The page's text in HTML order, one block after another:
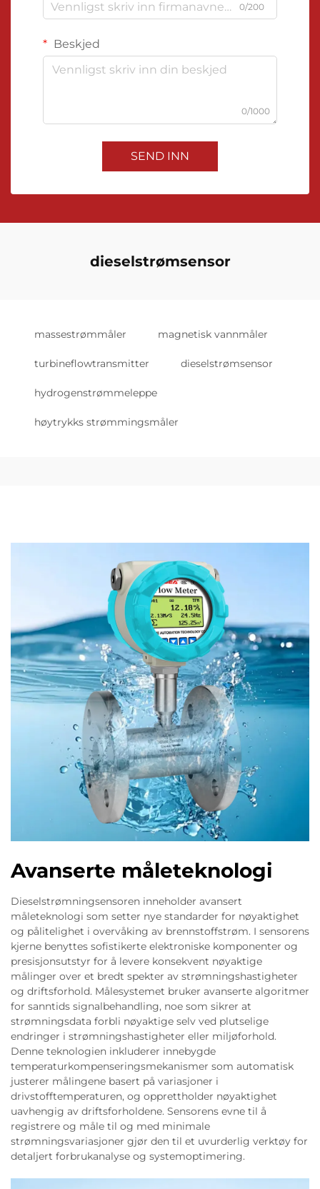
0/200
Beskjed
0/1000
SEND INN
dieselstrømsensor
massestrømmåler magnetisk vannmåler
turbineflowtransmitter dieselstrømsensor
hydrogenstrømmeleppe
høytrykks strømmingsmåler
Avanserte måleteknologi
Dieselstrømningsensoren inneholder avansert
måleteknologi som setter nye standarder for nøyaktighet
og pålitelighet i overvåking av brennstoffstrøm. I sensorens
kjerne benyttes sofistikerte elektroniske komponenter og
presisjonsutstyr for å levere konsekvent nøyaktige
målinger over et bredt spekter av strømningshastigheter
og driftsforhold. Målesystemet bruker avanserte algoritmer
for sanntids signalbehandling, noe som sikrer at
strømningsdata forbli nøyaktige selv ved plutselige
endringer i strømningshastigheter eller miljøforhold.
Denne teknologien inkluderer innebygde
temperaturkompenseringsmekanismer som automatisk
justerer målingene basert på variasjoner i
drivstofftemperaturen, og opprettholder nøyaktighet
uavhengig av driftsforholdene. Sensorens evne til å
registrere og måle til og med minimale
strømningsvariasjoner gjør den til et uvurderlig verktøy for
detaljert forbrukanalyse og systemoptimering.